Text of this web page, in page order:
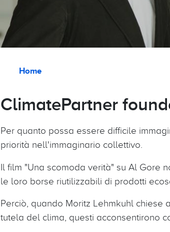
Briciole di pane
Home
ClimatePartner
Per quanto possa essere difficile
priorità nell'immaginario collettivo.
Il film "Una scomoda verità" su Al Gore
le loro borse riutilizzabili di prodotti
Perciò, quando Moritz Lehmkuhl
tutela del clima, questi acconsentirono